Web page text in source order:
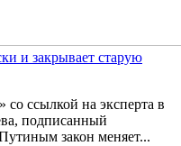
и закрывает старую
со ссылкой на эксперта в
подписанный
закон меняет...